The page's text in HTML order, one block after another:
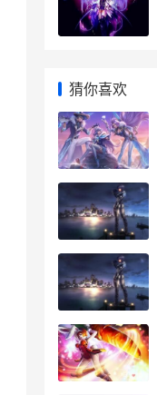
猜你喜欢